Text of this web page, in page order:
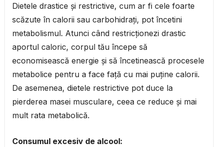
Dietele drastice și restrictive, cum ar fi cele foarte
scăzute în calorii sau carbohidrați, pot încetini
metabolismul. Atunci când restricționezi drastic
aportul caloric, corpul tău începe să
economisească energie și să încetinească procesele
metabolice pentru a face față cu mai puține calorii.
De asemenea, dietele restrictive pot duce la
pierderea masei musculare, ceea ce reduce și mai
mult rata metabolică.
Consumul excesiv de alcool: